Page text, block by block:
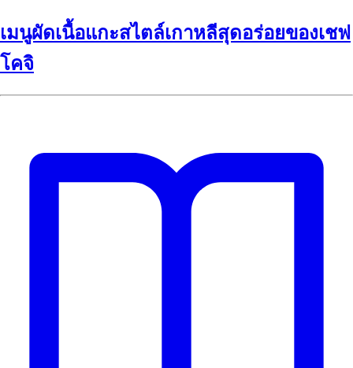
เมนูผัดเนื้อแกะสไตล์เกาหลีสุดอร่อยของเชฟ
โคจิ